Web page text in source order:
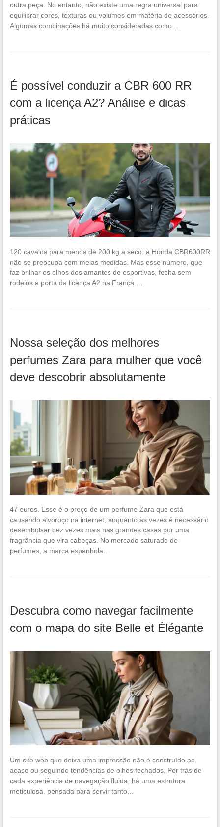
outra peça. No entanto, não existe uma regra universal para
equilibrar cores, texturas ou volumes em matéria de acessórios.
Algumas combinações há muito consideradas como…
É possível conduzir a CBR 600 RR
com a licença A2? Análise e dicas
práticas
120 cavalos para menos de 200 kg a seco: a Honda CBR600RR
não se preocupa com meias medidas. Mas esse número, que
faz brilhar os olhos dos amantes de esportivas, fecha sem
rodeios a porta da licença A2 na França.…
Nossa seleção dos melhores
perfumes Zara para mulher que você
deve descobrir absolutamente
47 euros. Esse é o preço de um perfume Zara que está
causando alvoroço na internet, enquanto às vezes é necessário
desembolsar dez vezes mais nas grandes casas por uma
fragrância que vira cabeças. No mercado saturado de
perfumes, a marca espanhola…
Descubra como navegar facilmente
com o mapa do site Belle et Élégante
Um site web que deixa uma impressão não é construído ao
acaso ou seguindo tendências de olhos fechados. Por trás de
cada experiência de navegação fluida, há uma estrutura
meticulosa, pensada para servir tanto…